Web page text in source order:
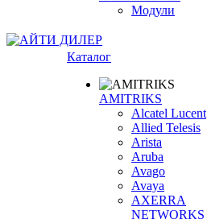
Модули
Каталог
AMITRIKS
Alcatel Lucent
Allied Telesis
Arista
Aruba
Avago
Avaya
AXERRA
NETWORKS